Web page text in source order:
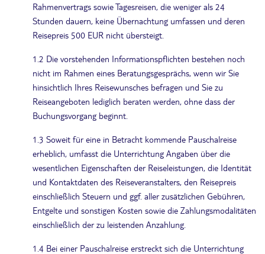
Rahmenvertrags sowie Tagesreisen, die weniger als 24
Stunden dauern, keine Übernachtung umfassen und deren
Reisepreis 500 EUR nicht übersteigt.
1.2 Die vorstehenden Informationspflichten bestehen noch
nicht im Rahmen eines Beratungsgesprächs, wenn wir Sie
hinsichtlich Ihres Reisewunsches befragen und Sie zu
Reiseangeboten lediglich beraten werden, ohne dass der
Buchungsvorgang beginnt.
1.3 Soweit für eine in Betracht kommende Pauschalreise
erheblich, umfasst die Unterrichtung Angaben über die
wesentlichen Eigenschaften der Reiseleistungen, die Identität
und Kontaktdaten des Reiseveranstalters, den Reisepreis
einschließlich Steuern und ggf. aller zusätzlichen Gebühren,
Entgelte und sonstigen Kosten sowie die Zahlungsmodalitäten
einschließlich der zu leistenden Anzahlung.
1.4 Bei einer Pauschalreise erstreckt sich die Unterrichtung